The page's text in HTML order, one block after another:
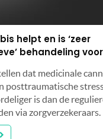
helpt en is ‘zeer
behandeling voor
dat medicinale
posttraumatische
is dan de
via zorgverzekeraars.